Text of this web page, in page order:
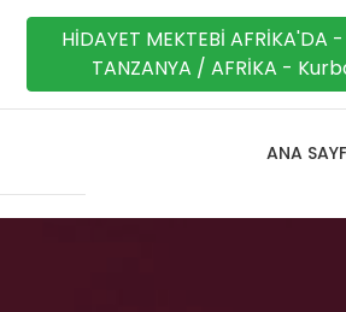
HİDAYET MEKTEBİ AFRİKA'DA
TANZANYA / AFRİKA -
ANA